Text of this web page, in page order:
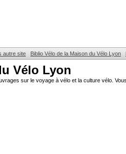
autre site Biblio Vélo de la Maison du Vélo Lyon
Vélo Lyon
sur le voyage à vélo et la culture vélo.